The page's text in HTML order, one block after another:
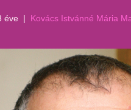
éve | Kovács Istvánné Mária